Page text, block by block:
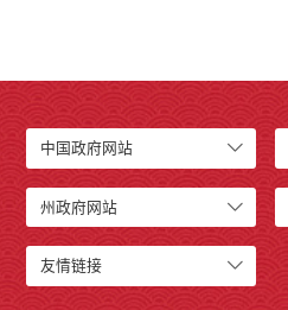
中国政府网站
州政府网站
友情链接